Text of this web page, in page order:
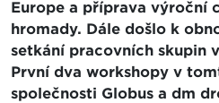
Europe a příprava výroční
hromady. Dále došlo k
setkání pracovních skupin
První dva workshopy v
společnosti Globus a dm